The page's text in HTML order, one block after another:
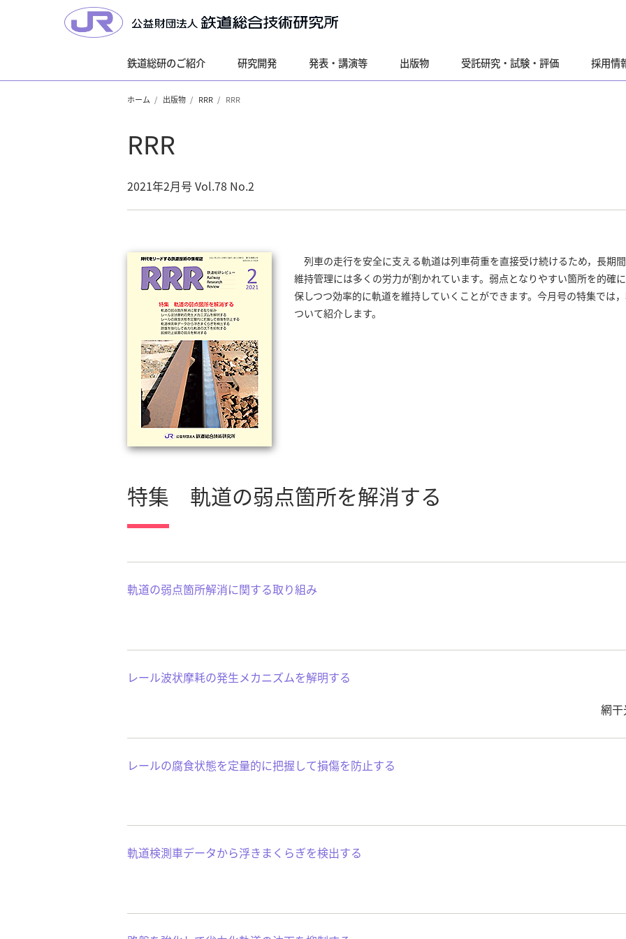
鉄道総研のご紹介 研究開発 発表・講演等 出版物 受託研究・試験・評価 採用情
ホーム 出版物 RRR RRR
RRR
2021年2月号 Vol.78 No.2
列車の走行を安全に支える軌道は列車荷重を直接受け続けるため，長期
維持管理には多くの労力が割かれています。弱点となりやすい箇所を的確
保しつつ効率的に軌道を維持していくことができます。今月号の特集では
ついて紹介します。
特集 軌道の弱点箇所を解消する
軌道の弱点箇所解消に関する取り組み
レール波状摩耗の発生メカニズムを解明する
網
レールの腐食状態を定量的に把握して損傷を防止する
軌道検測車データから浮きまくらぎを検出する